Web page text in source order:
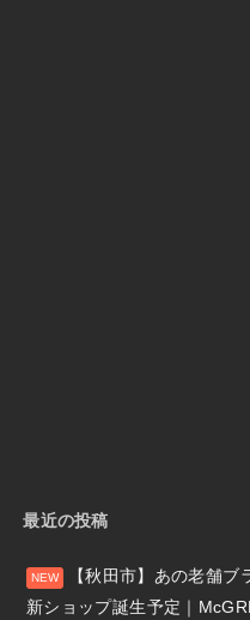
最近の投稿
【秋田市】あの老舗
新ショップ誕生予定｜